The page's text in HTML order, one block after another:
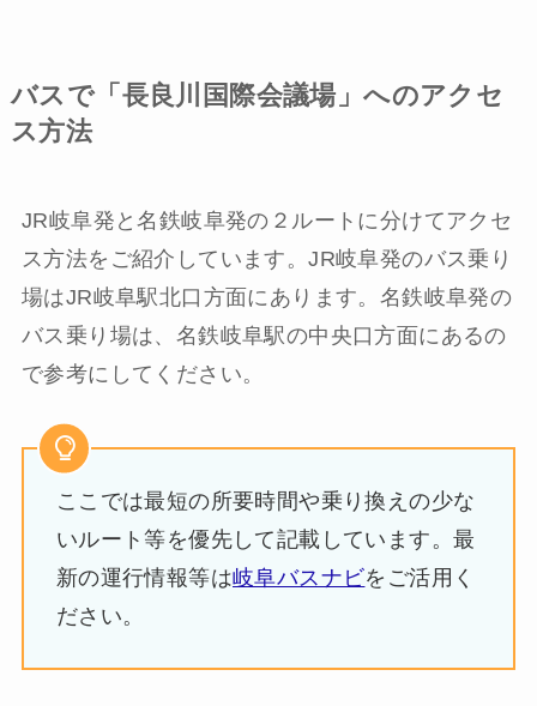
バスで「長良川国際会議場」へのアクセ
ス方法
JR岐阜発と名鉄岐阜発の２ルートに分けてアクセ
ス方法をご紹介しています。JR岐阜発のバス乗り
場はJR岐阜駅北口方面にあります。名鉄岐阜発の
バス乗り場は、名鉄岐阜駅の中央口方面にあるの
で参考にしてください。
ここでは最短の所要時間や乗り換えの少な
いルート等を優先して記載しています。最
新の運行情報等は岐阜バスナビをご活用く
ださい。